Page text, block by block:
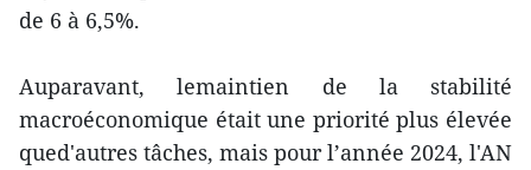
de 6 à 6,5%.
Auparavant, lemaintien de la stabilité
macroéconomique était une priorité plus élevée
qued'autres tâches, mais pour l’année 2024, l'AN